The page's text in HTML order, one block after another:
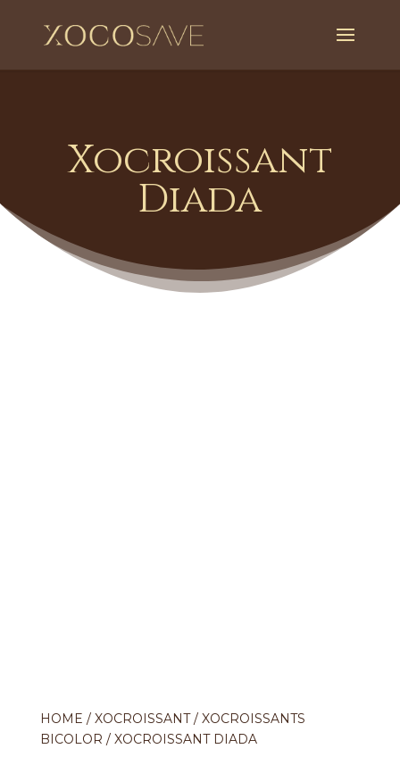
Xocroissant
Diada
HOME / XOCROISSANT/ XOCROISSANTS
BICOLOR / XOCROISSANT DIADA